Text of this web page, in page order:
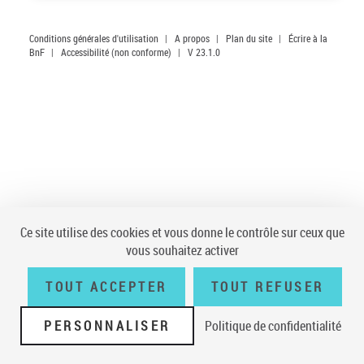
Conditions générales d'utilisation | A propos | Plan du site |
Écrire à la
BnF | Accessibilité (non conforme) | V 23.1.0
Ce site utilise des cookies et vous donne le contrôle sur ceux que
vous souhaitez activer
TOUT ACCEPTER TOUT REFUSER
PERSONNALISER Politique de confidentialité